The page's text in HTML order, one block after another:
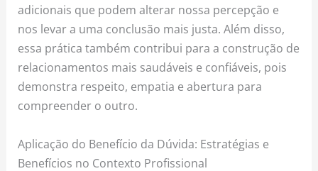
adicionais que podem alterar nossa percepção e
nos levar a uma conclusão mais justa. Além disso,
essa prática também contribui para a construção de
relacionamentos mais saudáveis e confiáveis, pois
demonstra respeito, empatia e abertura para
compreender o outro.
Aplicação do Benefício da Dúvida: Estratégias e
Benefícios no Contexto Profissional